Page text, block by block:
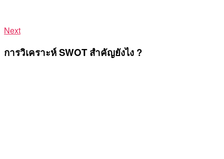
Next
การวิเคราะห์ SWOT สำคัญยังไง ?